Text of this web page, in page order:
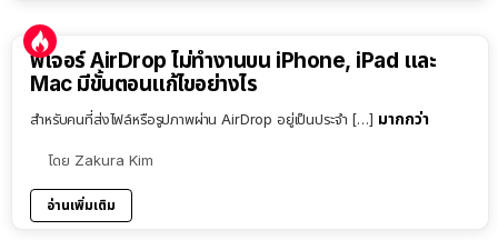
ฟีเจอร์ AirDrop ไม่ทำงานบน iPhone, iPad และ
Mac มีขั้นตอนแก้ไขอย่างไร
สำหรับคนที่ส่งไฟล์หรือรูปภาพผ่าน AirDrop อยู่เป็นประจำ […] มากกว่า
โดย Zakura Kim
อ่านเพิ่มเติม